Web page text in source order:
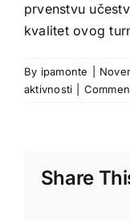
prvenstvu
kvalitet ovog
By ipamonte
aktivnosti
Share